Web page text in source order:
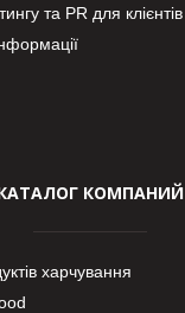
та PR для клієнтів
КОМПАНИЙ
харчування